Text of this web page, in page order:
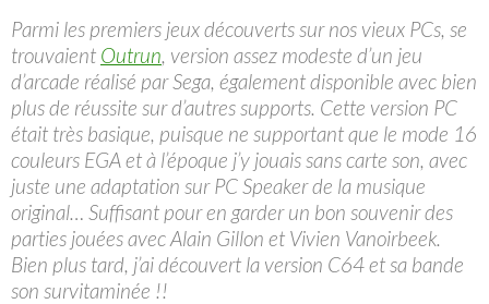
Parmi les premiers jeux découverts sur nos vieux PCs, se
trouvaient Outrun, version assez modeste d’un jeu
d’arcade réalisé par Sega, également disponible avec bien
plus de réussite sur d’autres supports. Cette version PC
était très basique, puisque ne supportant que le mode 16
couleurs EGA et à l’époque j’y jouais sans carte son, avec
juste une adaptation sur PC Speaker de la musique
original… Suffisant pour en garder un bon souvenir des
parties jouées avec Alain Gillon et Vivien Vanoirbeek.
Bien plus tard, j’ai découvert la version C64 et sa bande
son survitaminée !!